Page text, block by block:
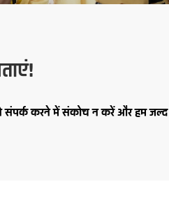
संपर्क करने में संकोच न करें और हम